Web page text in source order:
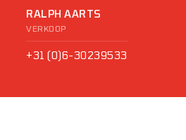
RALPH AARTS
VERKOOP
+31 (0)6-30239533